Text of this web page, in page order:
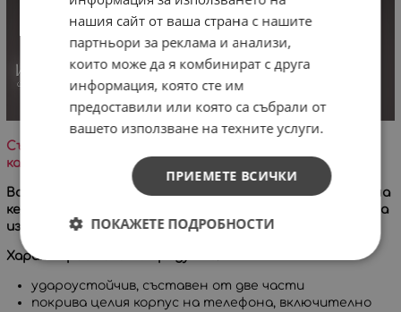
Съвет : Избирайте снимки с ярки цветове и добро
качество
Всяко изображение се обработва спрямо размерите на
кейса и отворите за сензори и камери, така че да няма
изрязани лица, текстове и други основни елементи.
Характеристики на продукта:
удароустойчив, съставен от две части
покрива целия корпус на телефона, включително
нашия сайт от ваша страна с нашите
партньори за реклама и анализи,
които може да я комбинират с друга
информация, която сте им
предоставили или която са събрали от
вашето използване на техните услуги.
ПРИЕМЕТЕ ВСИЧКИ
ПОКАЖЕТЕ ПОДРОБНОСТИ